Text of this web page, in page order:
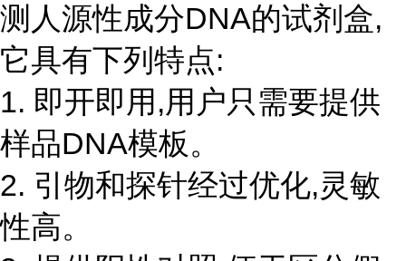
测人源性成分DNA的试剂盒,
它具有下列特点:
1. 即开即用,用户只需要提供
样品DNA模板。
2. 引物和探针经过优化,灵敏
性高。